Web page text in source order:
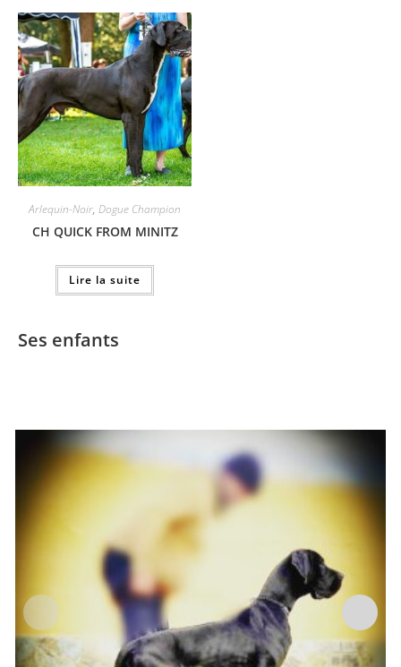
Arlequin-Noir, Dogue Champion
CH QUICK FROM MINITZ
Lire la suite
Ses enfants